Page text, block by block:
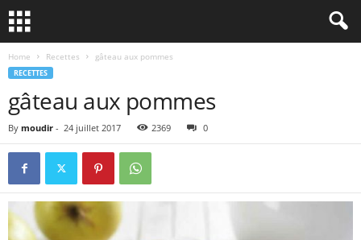
Home Recettes gâteau aux pommes
RECETTES
gâteau aux pommes
By moudir - 24 juillet 2017 2369 0